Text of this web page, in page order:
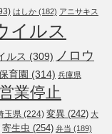
はしか (182) アニサキス
イルス
ルス (309) ノロウ
育園 (314) 兵庫県
業停止
玉県 (224) 変異 (242) 大
寄生虫 (254) 弁当 (189)